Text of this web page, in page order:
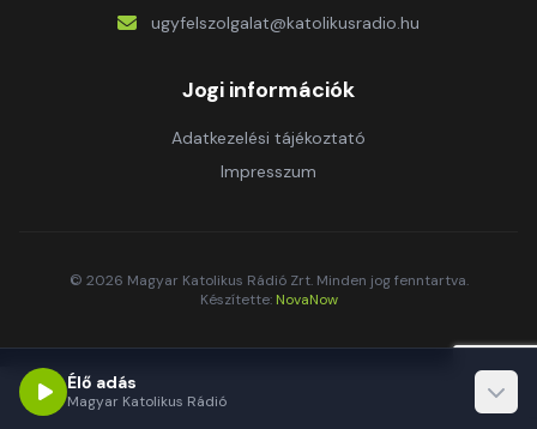
ugyfelszolgalat@katolikusradio.hu
Jogi információk
Adatkezelési tájékoztató
Impresszum
© 2026 Magyar Katolikus Rádió Zrt. Minden jog fenntartva.
Készítette: NovaNow
Élő adás
Magyar Katolikus Rádió